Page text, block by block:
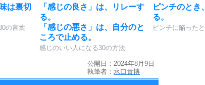
は裏切
の言葉
「感じの良さ」は、リレーす
る。
「感じの悪さ」は、自分のと
ころで止める。
感じのいい人になる30の方法
ピンチのとき
る。
ピンチに陥った
公開日：2024年8月9日
執筆者： 水口貴博